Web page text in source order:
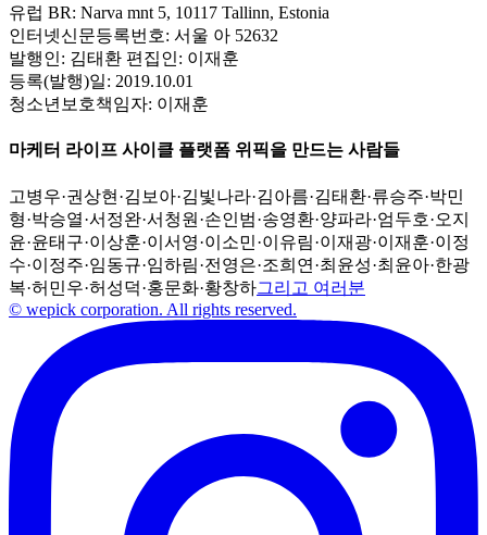
유럽 BR: Narva mnt 5, 10117 Tallinn, Estonia
인터넷신문등록번호: 서울 아 52632
발행인: 김태환 편집인: 이재훈
등록(발행)일: 2019.10.01
청소년보호책임자: 이재훈
마케터 라이프 사이클 플랫폼 위픽을 만드는 사람들
고병우·권상현 ·김보아·김빛나라·김아름·김태환·류승주·박민
형·박승열·서정완·서청원 ·손인범·송영환·양파라·엄두호·오지
윤·윤태구·이상훈·이서영·이소민·이유림·이재광·이재훈·이정
수·이정주·임동규·임하림·전영은·조희연 ·최윤성·최윤아·한광
복·허민우·허성덕·홍문화·황창하그리고 여러분
© wepick corporation. All rights reserved.